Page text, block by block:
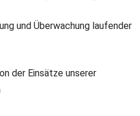
und Überwachung laufender
der Einsätze unserer